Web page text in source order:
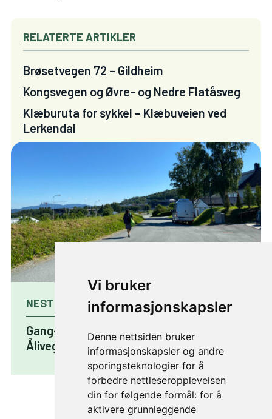
Vi bruker
informasjonskapsler
Denne nettsiden bruker
informasjonskapsler og andre
sporingsteknologier for å
forbedre nettleseropplevelsen
din for følgende formål: for å
aktivere grunnleggende
RELATERTE ARTIKLER
Brøsetvegen 72 – Gildheim
Kongsvegen og Øvre- og Nedre Flatåsveg
Klæburuta for sykkel – Klæbuveien ved
Lerkendal
NESTE PROSJEKT
Gang- og sykkelvei Granholtvegen–
Ålivegen